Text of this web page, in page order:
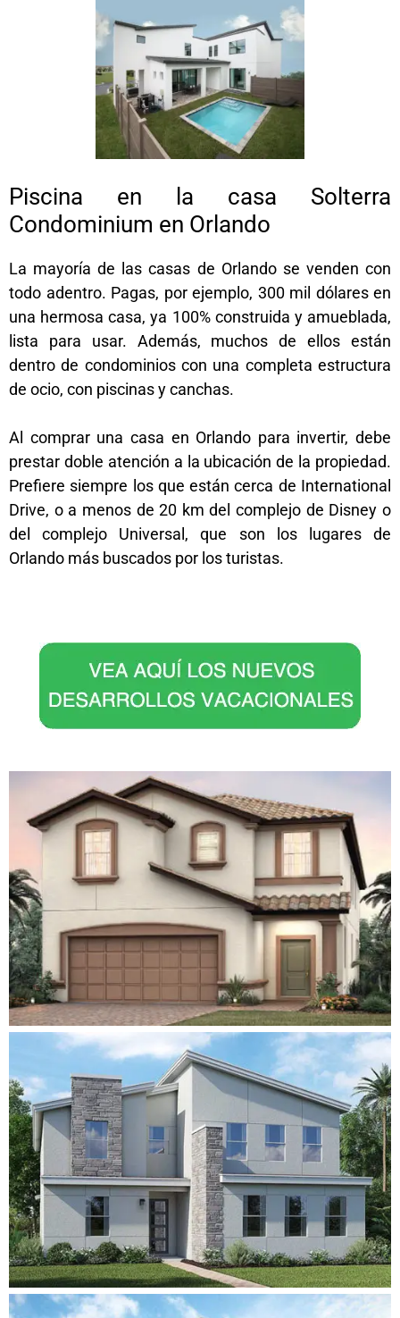
Piscina en la casa Solterra
Condominium en Orlando
La mayoría de las casas de Orlando se venden con
todo adentro. Pagas, por ejemplo, 300 mil dólares en
una hermosa casa, ya 100% construida y amueblada,
lista para usar. Además, muchos de ellos están
dentro de condominios con una completa estructura
de ocio, con piscinas y canchas.
Al comprar una casa en Orlando para invertir, debe
prestar doble atención a la ubicación de la propiedad.
Prefiere siempre los que están cerca de International
Drive, o a menos de 20 km del complejo de Disney o
del complejo Universal, que son los lugares de
Orlando más buscados por los turistas.